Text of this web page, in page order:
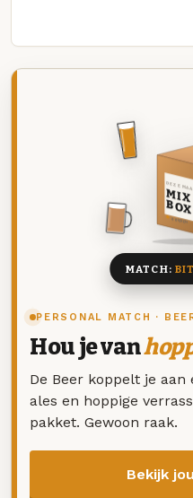
PERSONAL MATCH ·
Hou je van
De Beer koppelt je aan
ales en hoppige
pakket. Gewoon raak.
Bekijk
DEZE
MIX
BOX
8 BIEREN
MATCH: